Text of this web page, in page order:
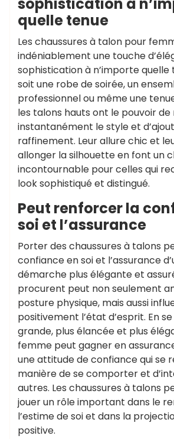
quelle tenue
Les chaussures à talon pour
indéniablement une touche
sophistication à n’importe quelle
soit une robe de soirée, un
professionnel ou même une
les talons hauts ont le pouvoir de
instantanément le style et
raffinement. Leur allure chic et
allonger la silhouette en font un
incontournable pour celles qui
look sophistiqué et distingué.
Peut renforcer la
soi et l’assurance
Porter des chaussures à talons
confiance en soi et l’assurance
démarche plus élégante et
procurent peut non seulement
posture physique, mais aussi
positivement l’état d’esprit. En
grande, plus élancée et plus
femme peut gagner en
une attitude de confiance qui se
manière de se comporter et
autres. Les chaussures à talons
jouer un rôle important dans le
l’estime de soi et dans la
positive.